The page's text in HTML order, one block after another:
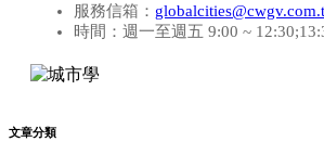
服務信箱：
時間：週一至週五 9:00 ~
文章分類